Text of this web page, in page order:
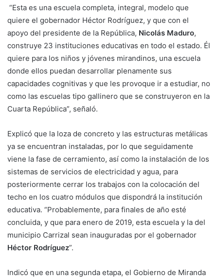
“Esta es una escuela completa, integral, modelo que
quiere el gobernador Héctor Rodríguez, y que con el
apoyo del presidente de la República, Nicolás Maduro,
construye 23 instituciones educativas en todo el estado. Él
quiere para los niños y jóvenes mirandinos, una escuela
donde ellos puedan desarrollar plenamente sus
capacidades cognitivas y que les provoque ir a estudiar, no
como las escuelas tipo gallinero que se construyeron en la
Cuarta República”, señaló.
Explicó que la loza de concreto y las estructuras metálicas
ya se encuentran instaladas, por lo que seguidamente
viene la fase de cerramiento, así como la instalación de los
sistemas de servicios de electricidad y agua, para
posteriormente cerrar los trabajos con la colocación del
techo en los cuatro módulos que dispondrá la institución
educativa. “Probablemente, para finales de año esté
concluida, y que para enero de 2019, esta escuela y la del
municipio Carrizal sean inauguradas por el gobernador
Héctor Rodríguez”.
Indicó que en una segunda etapa, el Gobierno de Miranda